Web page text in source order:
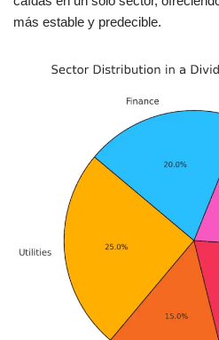
más estable y predecible.